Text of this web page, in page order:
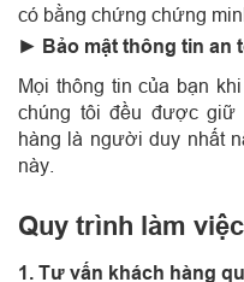
có bằng chứng chứng
► Bảo mật thông tin an
Mọi thông tin của bạn
chúng tôi đều được giữ
hàng là người duy nhất
này.
Quy trình làm
1. Tư vấn khách hàng